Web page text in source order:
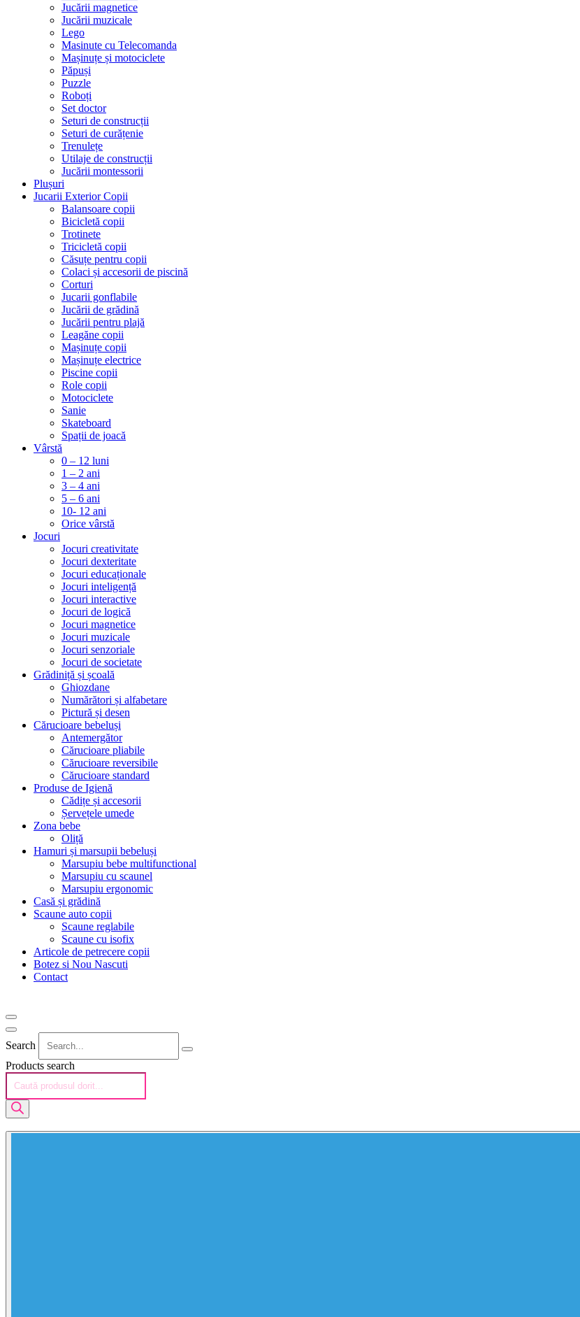
Jucării magnetice
Jucării muzicale
Lego
Masinute cu Telecomanda
Mașinuțe și motociclete
Păpuși
Puzzle
Roboți
Set doctor
Seturi de construcții
Seturi de curățenie
Trenulețe
Utilaje de construcții
Jucării montessorii
Plușuri
Jucarii Exterior Copii
Balansoare copii
Bicicletă copii
Trotinete
Tricicletă copii
Căsuțe pentru copii
Colaci și accesorii de piscină
Corturi
Jucarii gonflabile
Jucării de grădină
Jucării pentru plajă
Leagăne copii
Mașinuțe copii
Mașinuțe electrice
Piscine copii
Role copii
Motociclete
Sanie
Skateboard
Spații de joacă
Vârstă
0 – 12 luni
1 – 2 ani
3 – 4 ani
5 – 6 ani
10- 12 ani
Orice vârstă
Jocuri
Jocuri creativitate
Jocuri dexteritate
Jocuri educaționale
Jocuri inteligență
Jocuri interactive
Jocuri de logică
Jocuri magnetice
Jocuri muzicale
Jocuri senzoriale
Jocuri de societate
Grădiniță și școală
Ghiozdane
Numărători și alfabetare
Pictură și desen
Cărucioare bebeluși
Antemergător
Cărucioare pliabile
Cărucioare reversibile
Cărucioare standard
Produse de Igienă
Cădițe și accesorii
Șervețele umede
Zona bebe
Oliță
Hamuri și marsupii bebeluși
Marsupiu bebe multifunctional
Marsupiu cu scaunel
Marsupiu ergonomic
Casă și grădină
Scaune auto copii
Scaune reglabile
Scaune cu isofix
Articole de petrecere copii
Botez si Nou Nascuti
Contact
Search
Products search